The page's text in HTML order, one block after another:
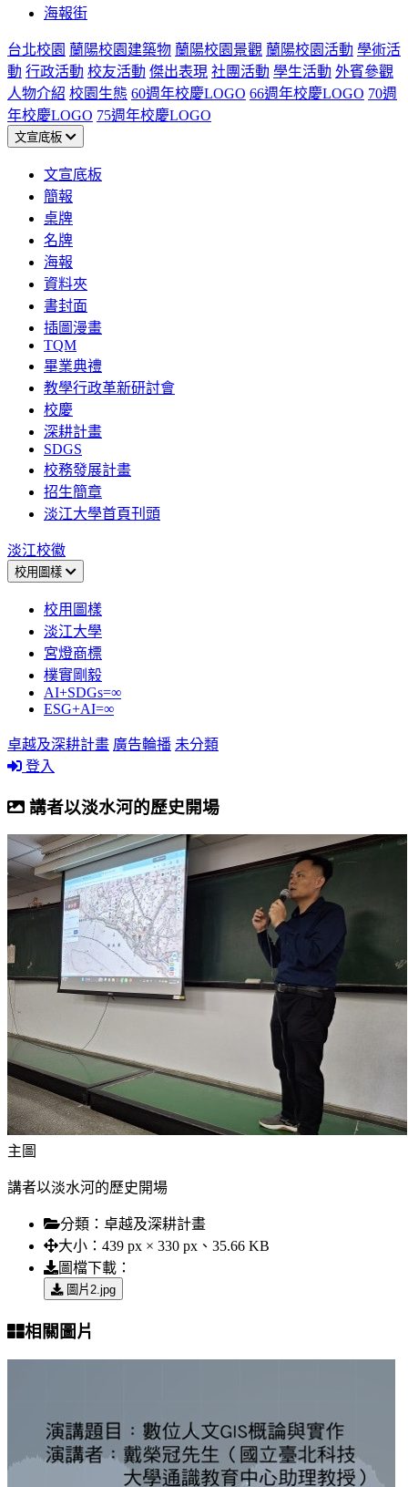
海報街
台北校園 蘭陽校園建築物 蘭陽校園景觀 蘭陽校園活動 學術活
動 行政活動 校友活動 傑出表現 社團活動 學生活動 外賓參觀
人物介紹 校園生態 60週年校慶LOGO 66週年校慶LOGO 70週
年校慶LOGO 75週年校慶LOGO
文宣底板
文宣底板
簡報
桌牌
名牌
海報
資料夾
書封面
插圖漫畫
TQM
畢業典禮
教學行政革新研討會
校慶
深耕計畫
SDGS
校務發展計畫
招生簡章
淡江大學首頁刊頭
淡江校徽
校用圖樣
校用圖樣
淡江大學
宮燈商標
樸實剛毅
AI+SDGs=∞
ESG+AI=∞
卓越及深耕計畫 廣告輪播 未分類
登入
講者以淡水河的歷史開場
主圖
講者以淡水河的歷史開場
分類： 卓越及深耕計畫
大小： 439 px × 330 px、35.66 KB
圖檔下載：
圖片2.jpg
相關圖片